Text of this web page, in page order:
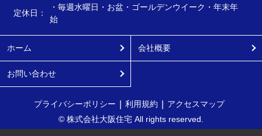
定休日：
・毎週水曜日・お盆・ゴールデンウイーク・年末年
始
ホーム 会社概要
お問い合わせ
プライバシーポリシー 利用規約
アクセスマップ
© 株式会社大阪住宅 All rights reserved.